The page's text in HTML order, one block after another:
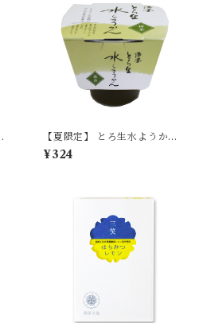
【夏限定】 とろ生水ようか
ん 抹茶 (まっちゃ) 単品
【季節限定/期間限定】
¥324